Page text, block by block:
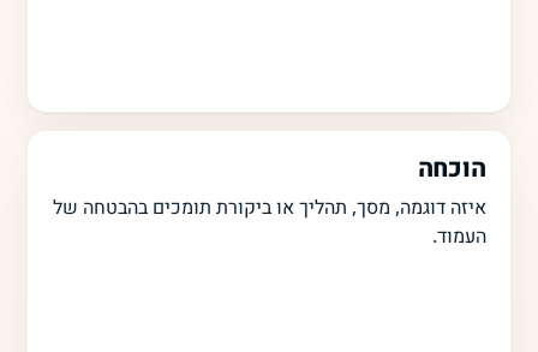
הוכחה
איזה דוגמה, מסך, תהליך או ביקורת תומכים בהבטחה של
העמוד.